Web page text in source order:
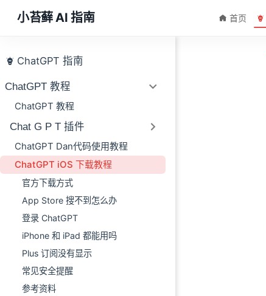
跳至主要內容
小苔藓 AI 指南 首页
ChatGPT 指南
ChatGPT 教程
ChatGPT 教程
Chat G P T 插件
ChatGPT Dan代码使用教程
ChatGPT iOS 下载教程
官方下载方式
App Store 搜不到怎么办
登录 ChatGPT
iPhone 和 iPad 都能用吗
Plus 订阅没有显示
常见安全提醒
参考资料